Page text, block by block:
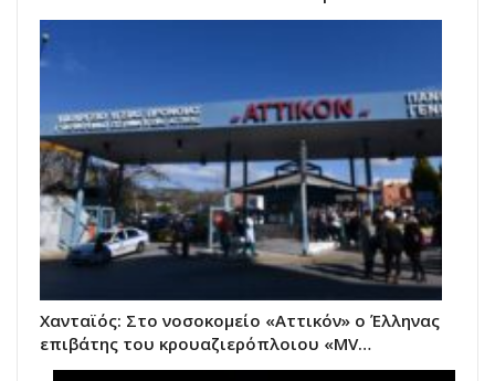
Χανταϊός: Στο νοσοκομείο «Αττικόν» ο Έλληνας
επιβάτης του κρουαζιερόπλοιου «MV…